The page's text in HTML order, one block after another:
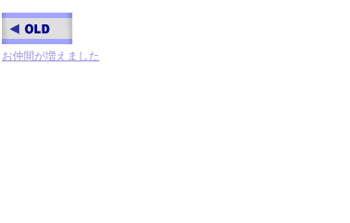
お仲間が増えました